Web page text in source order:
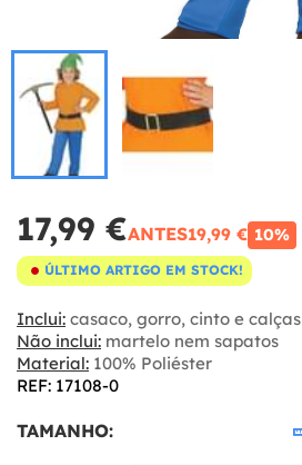
17,99 €ANTES19,99 € 10%
ÚLTIMO ARTIGO EM STOCK!
Inclui: casaco, gorro, cinto e calças
Não inclui: martelo nem sapatos
Material: 100% Poliéster
REF: 17108-0
TAMANHO: